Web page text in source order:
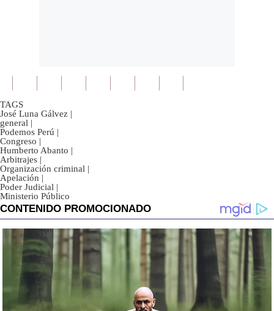
TAGS
José Luna Gálvez |
general |
Podemos Perú |
Congreso |
Humberto Abanto |
Arbitrajes |
Organización criminal |
Apelación |
Poder Judicial |
Ministerio Público